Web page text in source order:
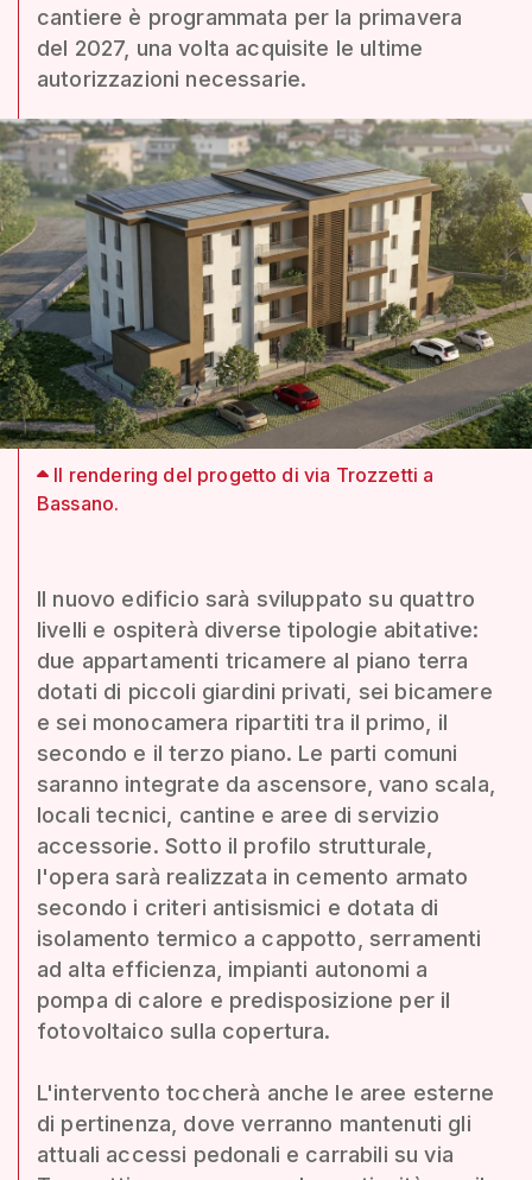
cantiere è programmata per la primavera
del 2027, una volta acquisite le ultime
autorizzazioni necessarie.
Il rendering del progetto di via Trozzetti a
Bassano.
Il nuovo edificio sarà sviluppato su quattro
livelli e ospiterà diverse tipologie abitative:
due appartamenti tricamere al piano terra
dotati di piccoli giardini privati, sei bicamere
e sei monocamera ripartiti tra il primo, il
secondo e il terzo piano. Le parti comuni
saranno integrate da ascensore, vano scala,
locali tecnici, cantine e aree di servizio
accessorie. Sotto il profilo strutturale,
l'opera sarà realizzata in cemento armato
secondo i criteri antisismici e dotata di
isolamento termico a cappotto, serramenti
ad alta efficienza, impianti autonomi a
pompa di calore e predisposizione per il
fotovoltaico sulla copertura.
L'intervento toccherà anche le aree esterne
di pertinenza, dove verranno mantenuti gli
attuali accessi pedonali e carrabili su via